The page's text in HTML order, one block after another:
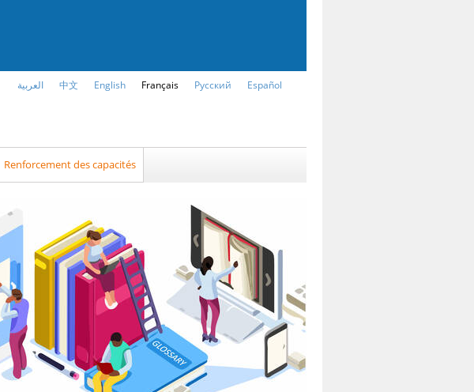
العربية 中文 English Français Русский Español
Renforcement des capacités